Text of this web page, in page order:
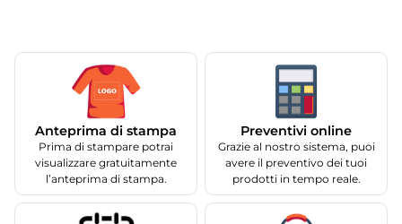
Anteprima di stampa
Prima di stampare potrai
visualizzare gratuitamente
l’anteprima di stampa.
Preventivi online
Grazie al nostro sistema, puoi
avere il preventivo dei tuoi
prodotti in tempo reale.